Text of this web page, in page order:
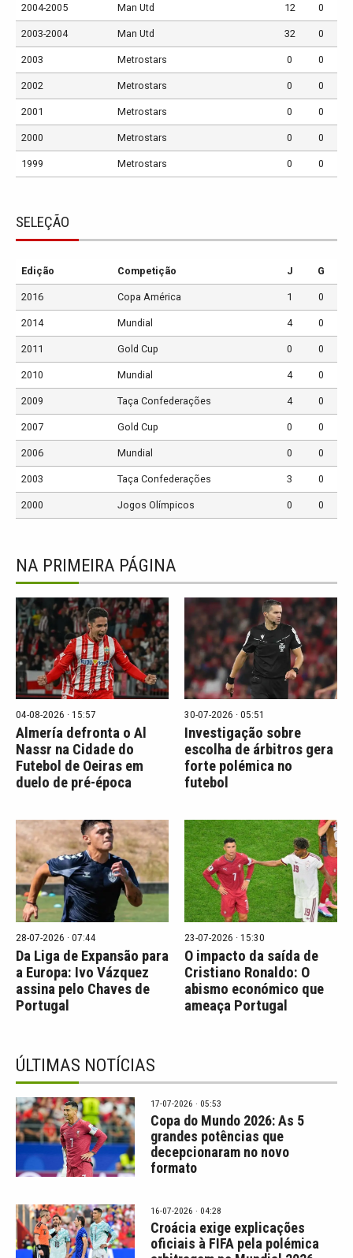
2004-2005 Man Utd 12 0
2003-2004 Man Utd 32 0
2003 Metrostars 0 0
2002 Metrostars 0 0
2001 Metrostars 0 0
2000 Metrostars 0 0
1999 Metrostars 0 0
SELEÇÃO
Edição Competição J G
2016 Copa América 1 0
2014 Mundial 4 0
2011 Gold Cup 0 0
2010 Mundial 4 0
2009 Taça Confederações 4 0
2007 Gold Cup 0 0
2006 Mundial 0 0
2003 Taça Confederações 3 0
2000 Jogos Olímpicos 0 0
NA PRIMEIRA PÁGINA
04-08-2026 · 15:57
Almería defronta o Al
Nassr na Cidade do
Futebol de Oeiras em
duelo de pré-época
30-07-2026 · 05:51
Investigação sobre
escolha de árbitros gera
forte polémica no
futebol
28-07-2026 · 07:44
Da Liga de Expansão para
a Europa: Ivo Vázquez
assina pelo Chaves de
Portugal
23-07-2026 · 15:30
O impacto da saída de
Cristiano Ronaldo: O
abismo económico que
ameaça Portugal
ÚLTIMAS NOTÍCIAS
17-07-2026 · 05:53
Copa do Mundo 2026: As 5
grandes potências que
decepcionaram no novo
formato
16-07-2026 · 04:28
Croácia exige explicações
oficiais à FIFA pela polémica